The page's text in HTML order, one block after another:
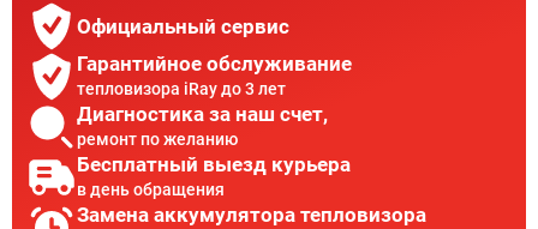
Официальный сервис
Гарантийное обслуживание
тепловизора iRay до 3 лет
Диагностика за наш счет,
ремонт по желанию
Бесплатный выезд курьера
в день обращения
Замена аккумулятора тепловизора